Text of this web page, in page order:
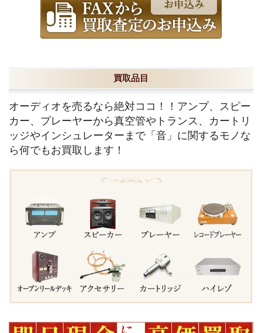
買取品目
オーディオを売るなら絶対ココ！！アンプ、スピー
カー、プレーヤーから真空管やトランス、カートリ
ッジやインシュレーターまで「音」に関するモノな
ら何でもお買取します！